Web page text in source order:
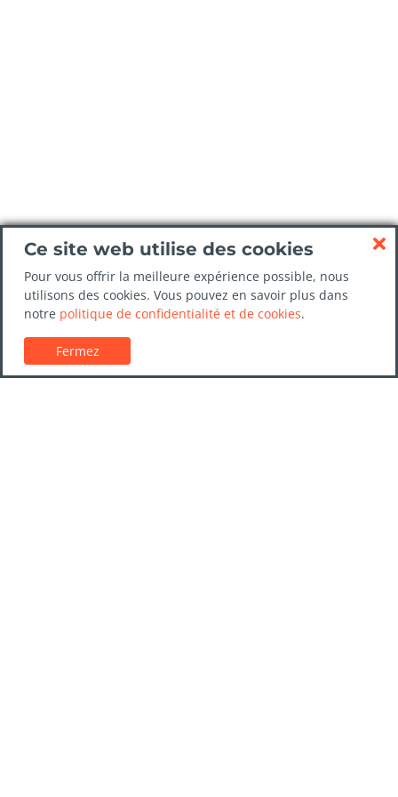
Ce site web utilise des cookies
Pour vous offrir la meilleure expérience possible, nous
utilisons des cookies. Vous pouvez en savoir plus dans
notre politique de confidentialité et de cookies.
Fermez